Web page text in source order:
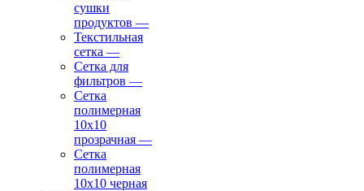
сушки
продуктов —
Текстильная
сетка —
Сетка для
фильтров —
Сетка
полимерная
10х10
прозрачная —
Сетка
полимерная
10х10 черная